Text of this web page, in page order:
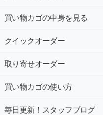
買い物カゴの中身を見る
クイックオーダー
取り寄せオーダー
買い物カゴの使い方
毎日更新！スタッフブログ